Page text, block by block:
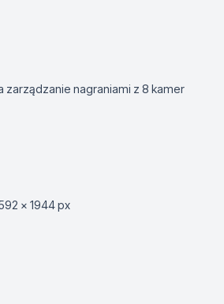
nagraniami z 8 kamer
x 1944 px